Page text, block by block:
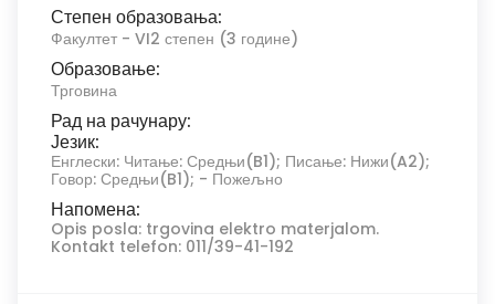
Степен образовања:
Факултет - VI2 степен (3 године)
Образовање:
Трговина
Рад на рачунару:
Језик:
Енглески: Читање: Средњи(B1); Писање: Нижи(A2);
Говор: Средњи(B1); - Пожељно
Напомена:
Opis posla: trgovina elektro materjalom.
Kontakt telefon: 011/39-41-192